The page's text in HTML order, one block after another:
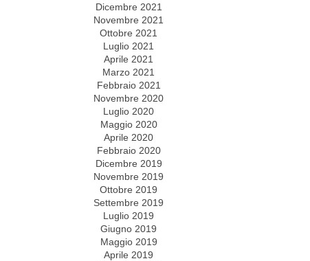
Dicembre 2021
Novembre 2021
Ottobre 2021
Luglio 2021
Aprile 2021
Marzo 2021
Febbraio 2021
Novembre 2020
Luglio 2020
Maggio 2020
Aprile 2020
Febbraio 2020
Dicembre 2019
Novembre 2019
Ottobre 2019
Settembre 2019
Luglio 2019
Giugno 2019
Maggio 2019
Aprile 2019